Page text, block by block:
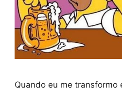
Quando eu me transformo